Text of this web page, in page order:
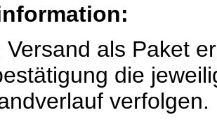
Versand als Paket
die
verfolgen.